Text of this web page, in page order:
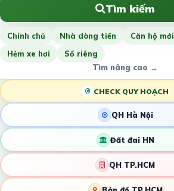
Tìm kiếm
Chính chủ Nhà dòng tiền Căn hộ mới
Hẻm xe hơi
Sổ riêng
Tìm nâng cao →
CHECK QUY HOẠCH
QH Hà Nội
Đất đai HN
QH TP.HCM